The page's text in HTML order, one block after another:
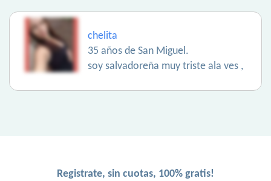
chelita
35 años de San Miguel.
soy salvadoreña muy triste ala ves ,
Registrate, sin cuotas, 100% gratis!